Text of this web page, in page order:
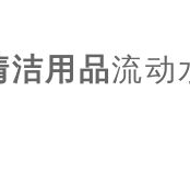
洁用品流动